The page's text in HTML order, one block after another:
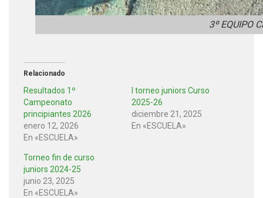
3º EQUIPO
Relacionado
Resultados 1º
Campeonato
principiantes 2026
enero 12, 2026
En «ESCUELA»
I torneo juniors Curso
2025-26
diciembre 21, 2025
En «ESCUELA»
Torneo fin de curso
juniors 2024-25
junio 23, 2025
En «ESCUELA»